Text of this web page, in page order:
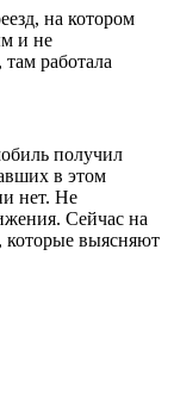
на котором
и не
работала
получил
в этом
нет. Не
Сейчас на
которые выясняют